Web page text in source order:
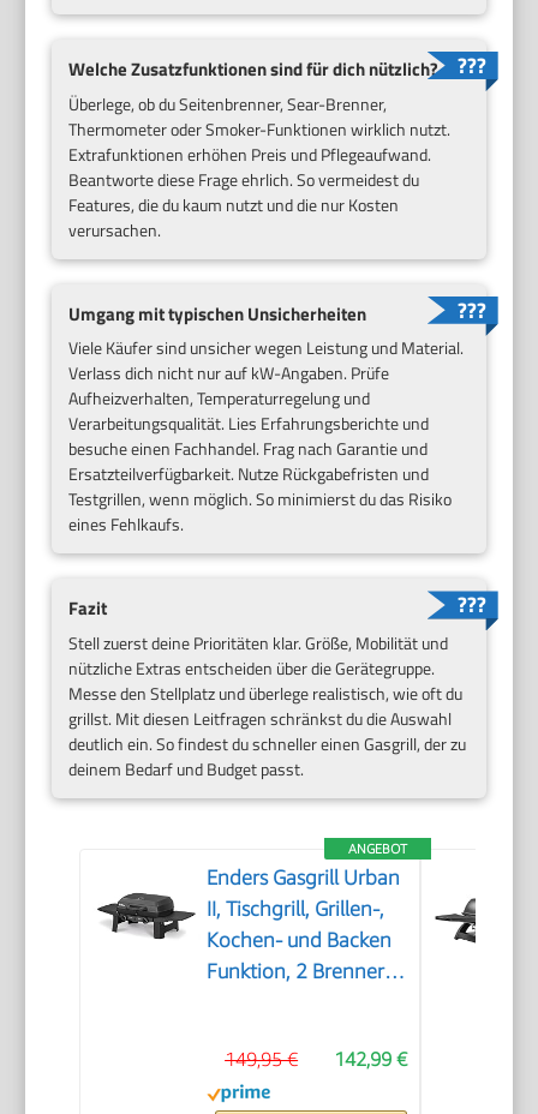
Welche Zusatzfunktionen sind für dich nützlich?
Überlege, ob du Seitenbrenner, Sear-Brenner,
Thermometer oder Smoker-Funktionen wirklich nutzt.
Extrafunktionen erhöhen Preis und Pflegeaufwand.
Beantworte diese Frage ehrlich. So vermeidest du
Features, die du kaum nutzt und die nur Kosten
verursachen.
Umgang mit typischen Unsicherheiten
Viele Käufer sind unsicher wegen Leistung und Material.
Verlass dich nicht nur auf kW-Angaben. Prüfe
Aufheizverhalten, Temperaturregelung und
Verarbeitungsqualität. Lies Erfahrungsberichte und
besuche einen Fachhandel. Frag nach Garantie und
Ersatzteilverfügbarkeit. Nutze Rückgabefristen und
Testgrillen, wenn möglich. So minimierst du das Risiko
eines Fehlkaufs.
Fazit
Stell zuerst deine Prioritäten klar. Größe, Mobilität und
nützliche Extras entscheiden über die Gerätegruppe.
Messe den Stellplatz und überlege realistisch, wie oft du
grillst. Mit diesen Leitfragen schränkst du die Auswahl
deutlich ein. So findest du schneller einen Gasgrill, der zu
deinem Bedarf und Budget passt.
ANGEBOT
Enders Gasgrill Urban
II, Tischgrill, Grillen-,
Kochen- und Backen
Funktion, 2 Brenner
Balkon-, Camping-
Grill, Aluguss-
142,99 €
149,95 €